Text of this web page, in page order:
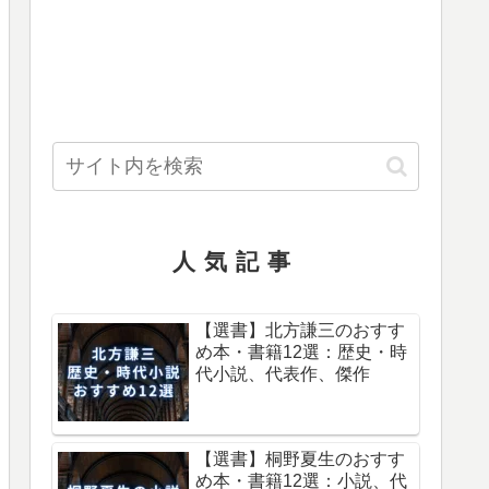
人気記事
【選書】北方謙三のおすす
め本・書籍12選：歴史・時
代小説、代表作、傑作
【選書】桐野夏生のおすす
め本・書籍12選：小説、代